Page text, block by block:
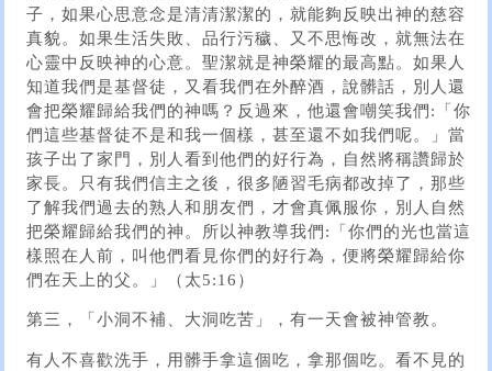
子，如果心思意念是清清潔潔的，就能夠反映出神的慈容
真貌。如果生活失敗、品行污穢、又不思悔改，就無法在
心靈中反映神的心意。聖潔就是神榮耀的最高點。如果人
知道我們是基督徒，又看我們在外醉酒，說髒話，別人還
會把榮耀歸給我們的神嗎？反過來，他還會嘲笑我們:「你
們這些基督徒不是和我一個樣，甚至還不如我們呢。」當
孩子出了家門，別人看到他們的好行為，自然將稱讚歸於
家長。只有我們信主之後，很多陋習毛病都改掉了，那些
了解我們過去的熟人和朋友們，才會真佩服你，別人自然
把榮耀歸給我們的神。所以神教導我們:「你們的光也當這
樣照在人前，叫他們看見你們的好行為，便將榮耀歸給你
們在天上的父。」（太5:16）
第三，「小洞不補、大洞吃苦」，有一天會被神管教。
有人不喜歡洗手，用髒手拿這個吃，拿那個吃。看不見的